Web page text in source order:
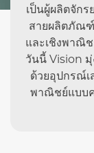
เป็นผู้ผลิตจัก
สายผลิตภัณ
และเชิงพาณิ
วันนี้ Vision
ด้วยอุปกรณ์เ
พาณิชย์แบบค